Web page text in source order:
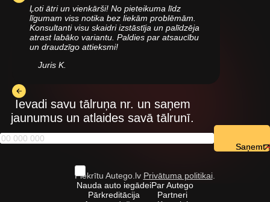
Ļoti ātri un vienkārši! No pieteikuma līdz
līgumam viss notika bez liekām problēmām.
Konsultanti visu skaidri izstāstīja un palīdzēja
atrast labāko variantu. Paldies par atsaucību
un draudzīgo attieksmi!
Juris K.
Ievadi savu tālruņa nr. un saņem
jaunumus un atlaides savā tālrunī.
Piekrītu Autego.lv Privātuma politikai.
Nauda auto iegādei
Pārkreditācija
Par Autego
Partneri